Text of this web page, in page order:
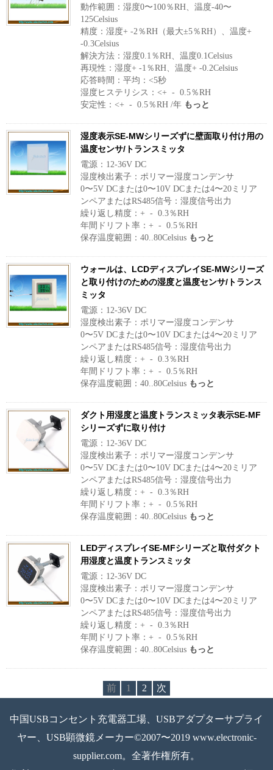
動作範囲：湿度0〜100％RH、温度-40〜
125Celsius
精度：湿度+ -2％RH（最大±5％RH）、温度+
-0.3Celsius
解決方法：湿度0.1％RH、温度0.1Celsius
再現性：湿度+ -1％RH、温度+ -0.2Celsius
応答時間：平均：<5秒
湿度ヒステリシス：<+ - 0.5％RH
安定性：<+ - 0.5％RH /年 もっと
湿度表示SE-MWシリーズずに壁面取り付け用の
温度センサ/トランスミッタ
電源：12-36V DC
湿度検出素子：ポリマー湿度コンデンサ
0〜5V DCまたは0〜10V DCまたは4〜20ミリア
ンペアまたはRS485信号：湿度信号出力
繰り返し精度：+ - 0.3％RH
年間ドリフト率：+ - 0.5％RH
保存温度範囲：40..80Celsius もっと
ウォールは、LCDディスプレイSE-MWシリーズ
と取り付けのための湿度と温度センサ/トランス
ミッタ
電源：12-36V DC
湿度検出素子：ポリマー湿度コンデンサ
0〜5V DCまたは0〜10V DCまたは4〜20ミリア
ンペアまたはRS485信号：湿度信号出力
繰り返し精度：+ - 0.3％RH
年間ドリフト率：+ - 0.5％RH
保存温度範囲：40..80Celsius もっと
ダクト用湿度と温度トランスミッタ表示SE-MF
シリーズずに取り付け
電源：12-36V DC
湿度検出素子：ポリマー湿度コンデンサ
0〜5V DCまたは0〜10V DCまたは4〜20ミリア
ンペアまたはRS485信号：湿度信号出力
繰り返し精度：+ - 0.3％RH
年間ドリフト率：+ - 0.5％RH
保存温度範囲：40..80Celsius もっと
LEDディスプレイSE-MFシリーズと取付ダクト
用湿度と温度トランスミッタ
電源：12-36V DC
湿度検出素子：ポリマー湿度コンデンサ
0〜5V DCまたは0〜10V DCまたは4〜20ミリア
ンペアまたはRS485信号：湿度信号出力
繰り返し精度：+ - 0.3％RH
年間ドリフト率：+ - 0.5％RH
保存温度範囲：40..80Celsius もっと
前 1 2 次
中国USBコンセント充電器工場、USBアダプターサプライ
ヤー、USB顕微鏡メーカー©2007〜2019 www.electronic-
supplier.com。全著作権所有。